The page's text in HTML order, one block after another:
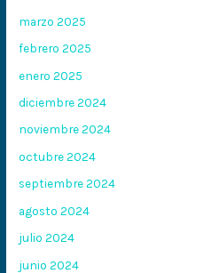
marzo 2025
febrero 2025
enero 2025
diciembre 2024
noviembre 2024
octubre 2024
septiembre 2024
agosto 2024
julio 2024
junio 2024